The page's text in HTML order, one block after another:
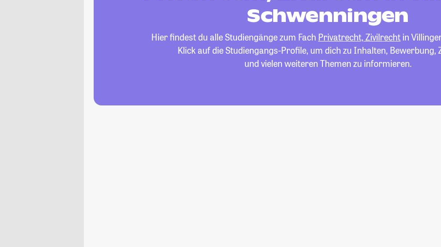
Schwenningen
Hier findest du alle Studiengänge zum Fach Privatrecht, Zivilrecht in
Klick auf die Studiengangs-Profile, um dich zu Inhalten, Bewerbung,
und vielen weiteren Themen zu informieren.